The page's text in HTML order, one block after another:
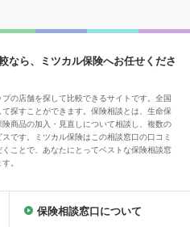
なら、ミツカル保険へお任せくださ
の店舗を探して比較できるサイトです。全国
探すことができます。保険相談とは、生命保
商品の加入・見直しについて相談し、複数の
です。ミツカル保険はこの相談窓口の口コミ
ことで、あなたにとってベストな保険相談窓
。
保険相談窓口について